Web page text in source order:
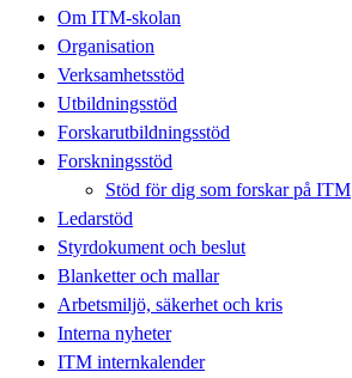
Om ITM-skolan
Organisation
Verksamhetsstöd
Utbildningsstöd
Forskarutbildningsstöd
Forskningsstöd
Stöd för dig som forskar på ITM
Ledarstöd
Styrdokument och beslut
Blanketter och mallar
Arbetsmiljö, säkerhet och kris
Interna nyheter
ITM internkalender